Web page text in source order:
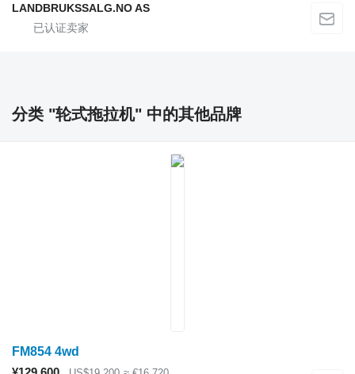
LANDBRUKSSALG.NO AS
分类 "轮式拖拉机" 中的其他品牌
FM854 4wd